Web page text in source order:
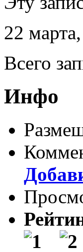
22
Всего
Инфо